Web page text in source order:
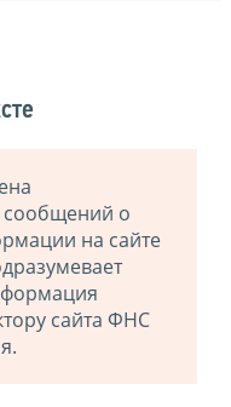
сообщений о
на сайте
сайта ФНС